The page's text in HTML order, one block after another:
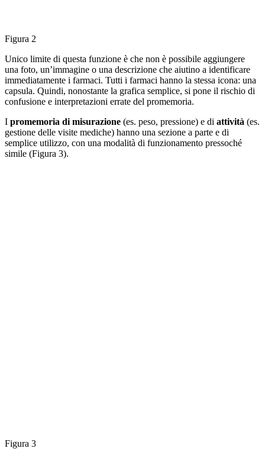
Figura 2
Unico limite di questa funzione è che non è possibile aggiungere
una foto, un’immagine o una descrizione che aiutino a identificare
immediatamente i farmaci. Tutti i farmaci hanno la stessa icona: una
capsula. Quindi, nonostante la grafica semplice, si pone il rischio di
confusione e interpretazioni errate del promemoria.
I promemoria di misurazione (es. peso, pressione) e di attività (es.
gestione delle visite mediche) hanno una sezione a parte e di
semplice utilizzo, con una modalità di funzionamento pressoché
simile (Figura 3).
Figura 3